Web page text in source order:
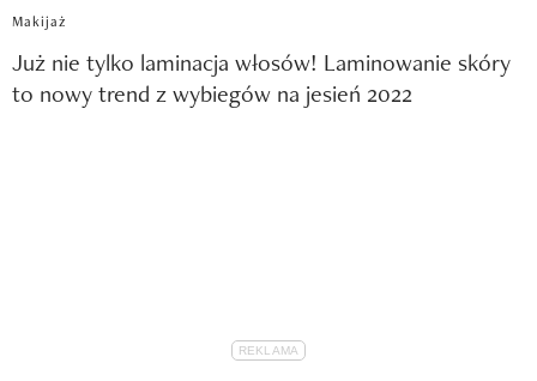
Makijaż
Już nie tylko laminacja włosów! Laminowanie skóry
to nowy trend z wybiegów na jesień 2022